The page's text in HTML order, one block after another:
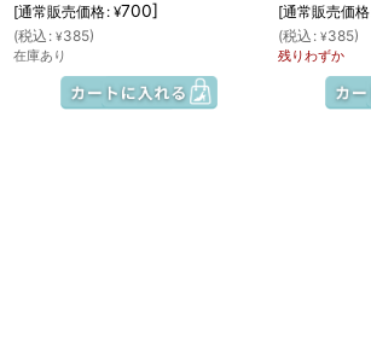
[通常販売価格: ¥700]
(税込 : ¥385)
在庫あり
[通常販売価格
(税込 : ¥385)
残りわずか